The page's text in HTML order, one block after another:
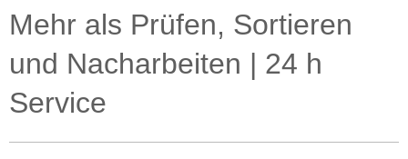
Mehr als Prüfen, Sortieren
und Nacharbeiten | 24 h
Service